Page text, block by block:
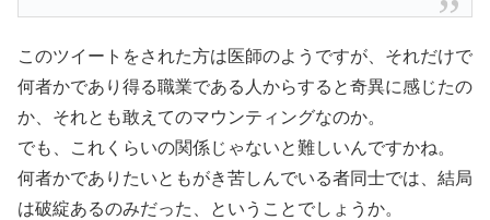
このツイートをされた方は医師のようですが、それだけで
何者かであり得る職業である人からすると奇異に感じたの
か、それとも敢えてのマウンティングなのか。
でも、これくらいの関係じゃないと難しいんですかね。
何者かでありたいともがき苦しんでいる者同士では、結局
は破綻あるのみだった、ということでしょうか。